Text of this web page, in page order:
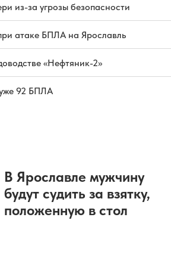
из-за угрозы безопасности
атаке БПЛА на Ярославль
«Нефтяник-2»
92 БПЛА
В Ярославле мужчину
будут судить за взятку,
положенную в стол